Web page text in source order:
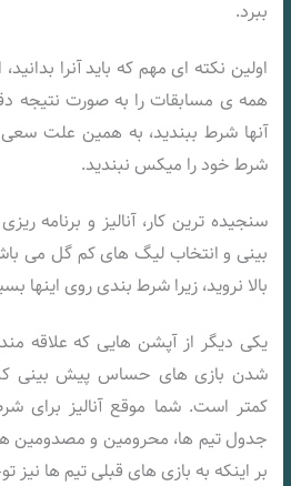
ببرد.
اولین نکته ای مهم که باید آنرا
همه ی مسابقات را به صورت نتیجه
آنها شرط ببندید، به همین علت
شرط خود را میکس نبندید.
سنجیده ترین کار، آنالیز و برنامه
بینی و انتخاب لیگ های کم گل می
بالا نروید، زیرا شرط بندی روی اینها
یکی دیگر از آپشن هایی که علاقه
شدن بازی های حساس پیش بینی
کمتر است. شما موقع آنالیز برای
جدول تیم ها، محرومین و مصدومین
بر اینکه به بازی های قبلی تیم ها نیز